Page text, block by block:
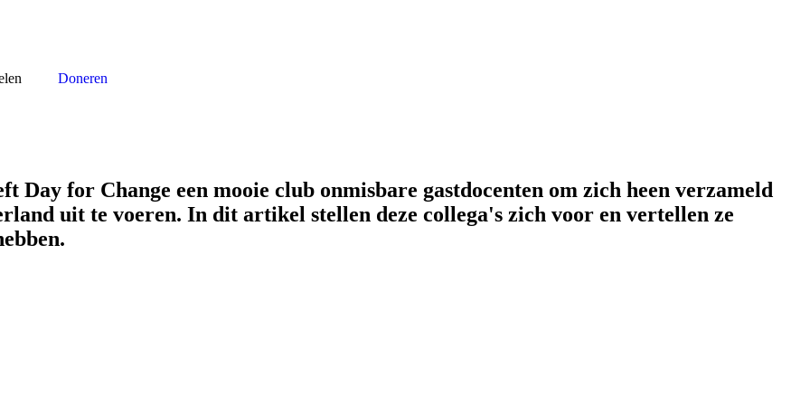
Doneren
Day for Change een mooie club onmisbare gastdocenten om zich heen verzameld
uit te voeren. In dit artikel stellen deze collega's zich voor en vertellen ze